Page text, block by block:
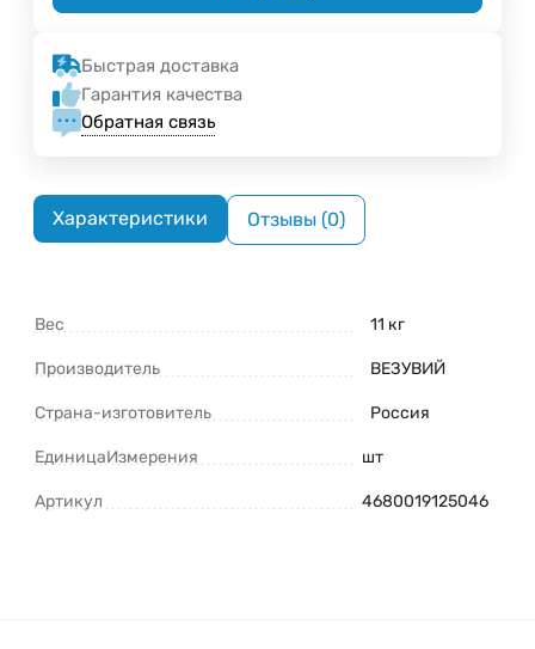
Быстрая доставка
Гарантия качества
Обратная связь
Характеристики Отзывы (0)
Вес 11 кг
Производитель ВЕЗУВИЙ
Страна-изготовитель Россия
ЕдиницаИзмерения шт
Артикул 4680019125046